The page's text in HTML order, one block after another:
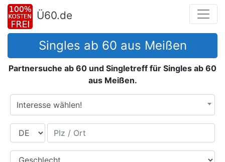
Ü60.de
Singles ab 60 aus Meißen
Partnersuche ab 60 und Singletreff für Singles ab 60
aus Meißen.
Interesse wählen!
Land Plz / Ort
Geschlecht